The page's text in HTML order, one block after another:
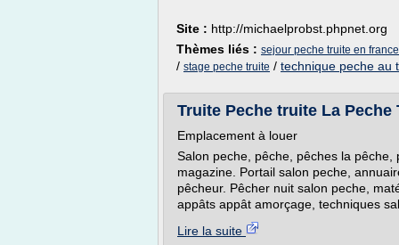
Site : http://michaelprobst.phpnet.org
Thèmes liés : sejour peche truite en france
/ stage peche truite / technique peche au
Truite Peche truite La Peche
Emplacement à louer
Salon peche, pêche, pêches la
magazine. Portail salon peche,
pêcheur. Pêcher nuit salon peche,
appâts appât amorçage, techniques
Lire la suite